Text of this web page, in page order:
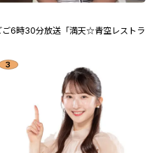
ご6時30分放送「満天☆青空レストラ